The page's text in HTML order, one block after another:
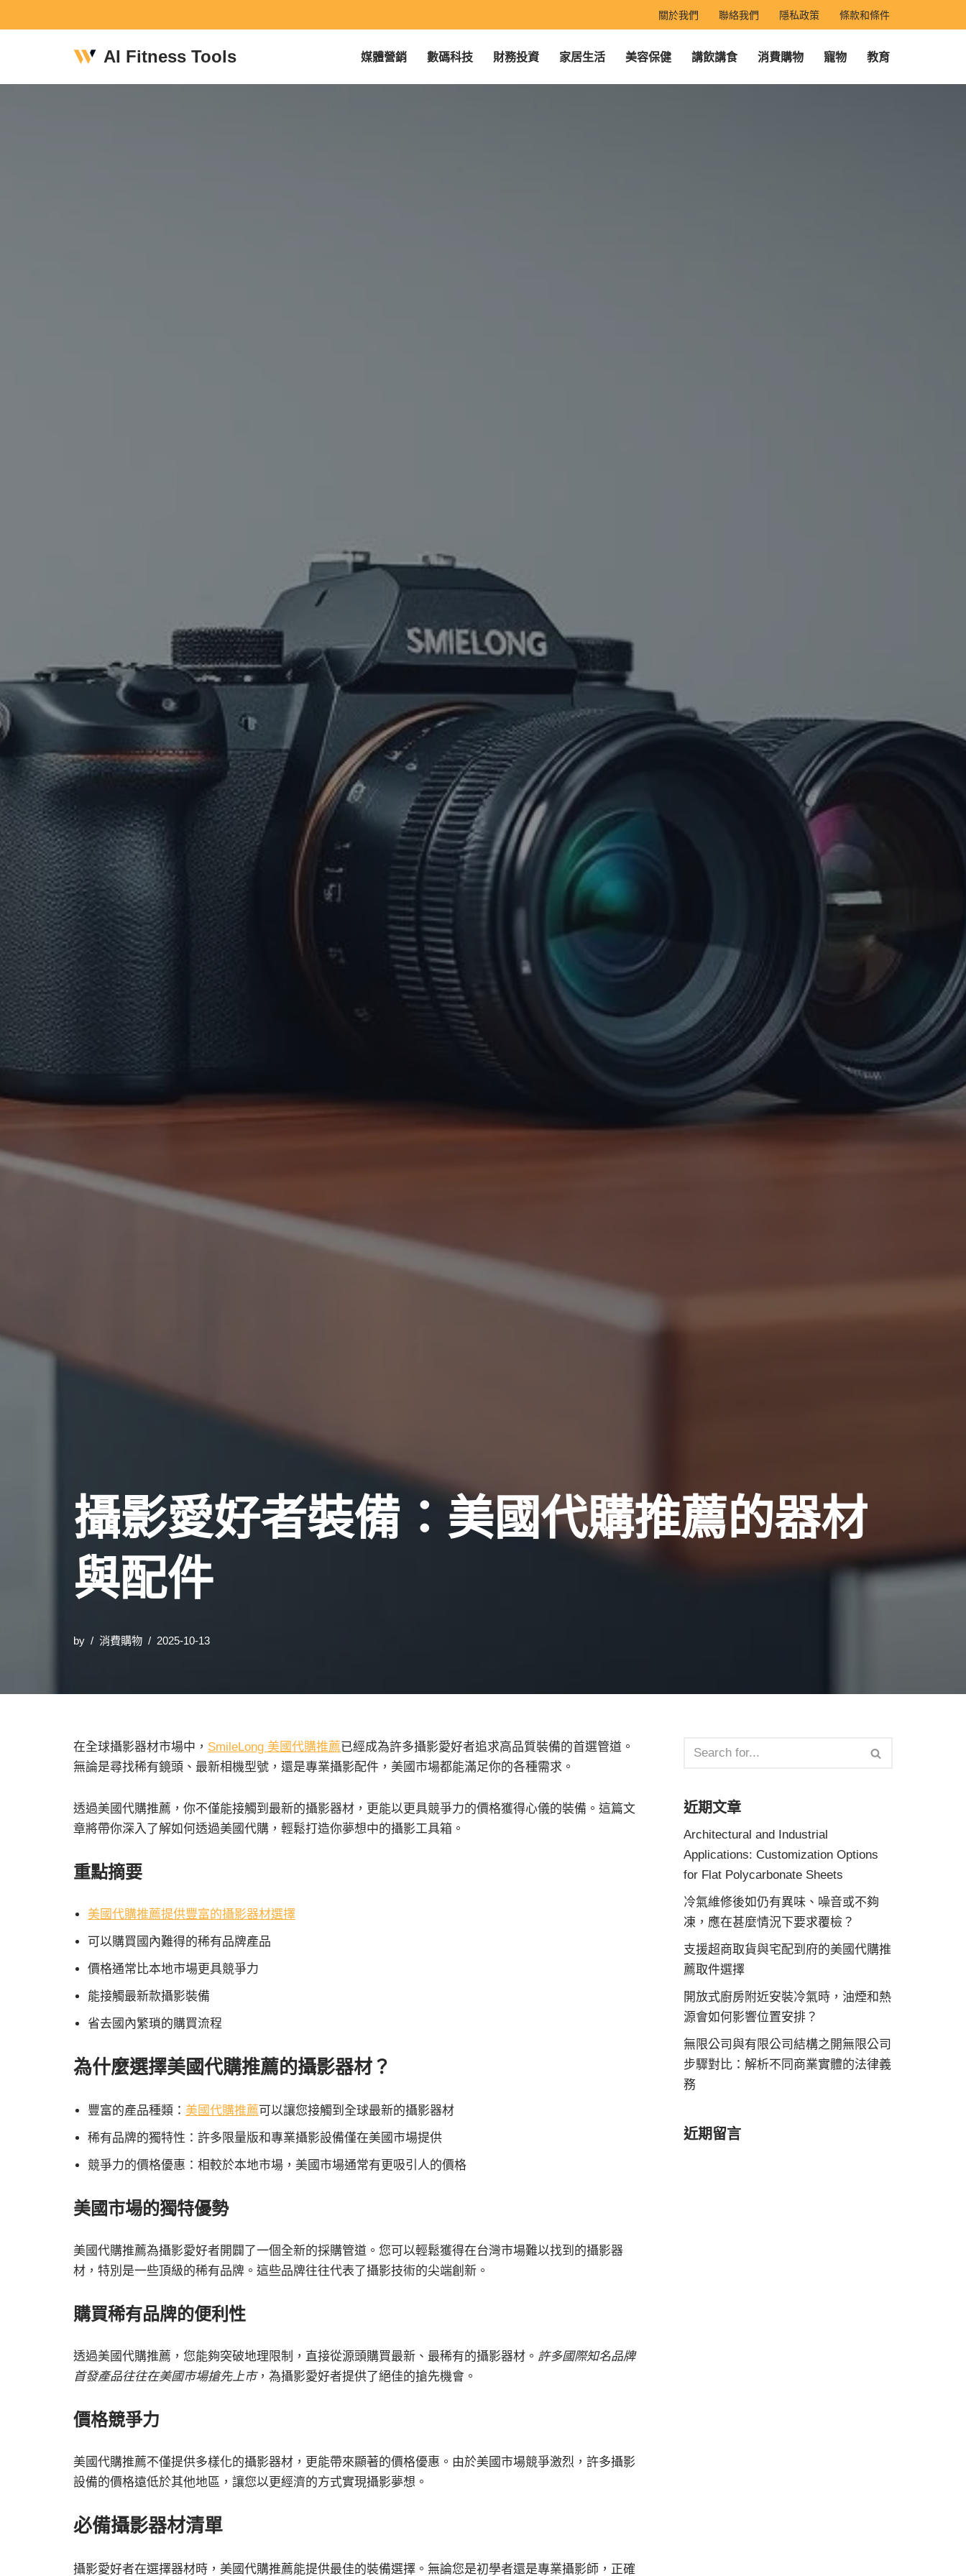
關於我們 聯絡我們 隱私政策 條款和條件
AI Fitness Tools 媒體營銷 數碼科技 財務投資 家居生活 美容保健 講飲講食 消費購物 寵物 教育
攝影愛好者裝備：美國代購推薦的器材
與配件
by 消費購物 2025-10-13
在全球攝影器材市場中， SmileLong 美國代購推薦已經成為許多攝影愛好者追求高品質裝備的首選管道。
無論是尋找稀有鏡頭、最新相機型號，還是專業攝影配件，美國市場都能滿足你的各種需求。
透過美國代購推薦，你不僅能接觸到最新的攝影器材，更能以更具競爭力的價格獲得心儀的裝備。這篇文
章將帶你深入了解如何透過美國代購，輕鬆打造你夢想中的攝影工具箱。
重點摘要
美國代購推薦提供豐富的攝影器材選擇
可以購買國內難得的稀有品牌產品
價格通常比本地市場更具競爭力
能接觸最新款攝影裝備
省去國內繁瑣的購買流程
為什麼選擇美國代購推薦的攝影器材？
豐富的產品種類： 美國代購推薦可以讓您接觸到全球最新的攝影器材
稀有品牌的獨特性：許多限量版和專業攝影設備僅在美國市場提供
競爭力的價格優惠：相較於本地市場，美國市場通常有更吸引人的價格
美國市場的獨特優勢
美國代購推薦為攝影愛好者開闢了一個全新的採購管道。您可以輕鬆獲得在台灣市場難以找到的攝影器
材，特別是一些頂級的稀有品牌。這些品牌往往代表了攝影技術的尖端創新。
購買稀有品牌的便利性
透過美國代購推薦，您能夠突破地理限制，直接從源頭購買最新、最稀有的攝影器材。 許多國際知名品牌
首發產品往往在美國市場搶先上市，為攝影愛好者提供了絕佳的搶先機會。
價格競爭力
美國代購推薦不僅提供多樣化的攝影器材，更能帶來顯著的價格優惠。由於美國市場競爭激烈，許多攝影
設備的價格遠低於其他地區，讓您以更經濟的方式實現攝影夢想。
必備攝影器材清單
攝影愛好者在選擇器材時，美國代購推薦能提供最佳的裝備選擇。無論您是初學者還是專業攝影師，正確
近期文章
Architectural and Industrial
Applications: Customization Options
for Flat Polycarbonate Sheets
冷氣維修後如仍有異味、噪音或不夠
凍，應在甚麼情況下要求覆檢？
支援超商取貨與宅配到府的美國代購推
薦取件選擇
開放式廚房附近安裝冷氣時，油煙和熱
源會如何影響位置安排？
無限公司與有限公司結構之開無限公司
步驟對比：解析不同商業實體的法律義
務
近期留言